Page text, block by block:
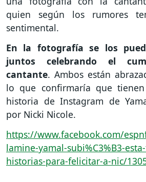
quien según los rumores
sentimental.
En la fotografía se los
juntos celebrando el
cantante. Ambos están
lo que confirmaría que
historia de Instagram de
por Nicki Nicole.
https://www.facebook.com/
lamine-yamal-subi%C3%B3-
historias-para-felicitar-a-nic/